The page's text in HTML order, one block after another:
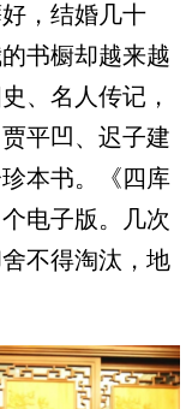
，结婚几十
书橱却越来越
、名人传记，
平凹、迟子建
本书。《四库
电子版。几次
不得淘汰，地